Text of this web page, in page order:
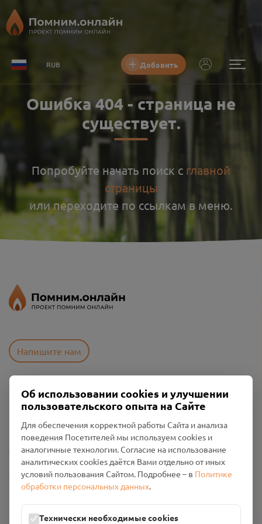
RUB Добавить
Ошибка404 - страница не
существует.
Попробуйте начать поиск с главной
страницы
или переходите по ссылкам в меню.
Напишите нам
Пользовательское соглашение
Политика конфиденциальности
Промо-материалы
Настройки cookies
Общество с ограниченной ответственностью «Смоленский
Проект Помним»
Юридический адрес: 216790, Смоленская область, р-н
Об использовании cookies и улучшении
пользовательского опыта на Сайте
Для обеспечения корректной работы Сайта и анализа
поведения Посетителей мы используем cookies и
аналогичные технологии. Согласие на использование
аналитических cookies даётся Вами отдельно от иных
условий пользования Сайтом. Подробнее – в Политике
обработки персональных данных.
Технически необходимые cookies